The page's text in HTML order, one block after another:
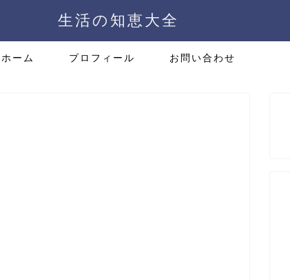
生活の知恵大全
ホーム プロフィール お問い合わせ